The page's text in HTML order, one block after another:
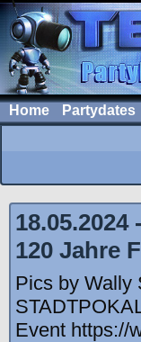
Home Partydates
120 Jahre
Pics by Wally
Event https://